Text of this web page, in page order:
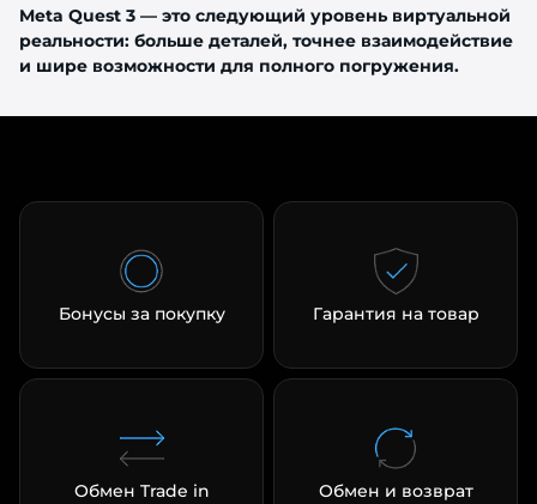
Meta Quest 3 — это следующий уровень виртуальной
реальности: больше деталей, точнее взаимодействие
и шире возможности для полного погружения.
Бонусы за покупку Гарантия на товар
Обмен Trade in Обмен и возврат